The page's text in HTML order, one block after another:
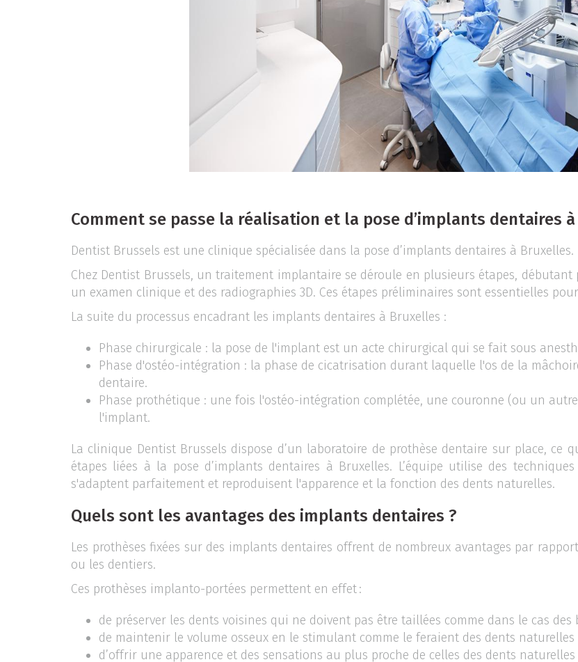
Comment se passe la réalisation et la pose d’implants dentaires
Dentist Brussels est une clinique spécialisée dans la pose d’implants dentaires à Bruxelles.
Chez Dentist Brussels, un traitement implantaire se déroule en plusieurs étapes,
un examen clinique et des radiographies 3D. Ces étapes préliminaires sont essentielles
La suite du processus encadrant les implants dentaires à Bruxelles :
Phase chirurgicale : la pose de l'implant est un acte chirurgical qui se fait sous
Phase d'ostéo-intégration : la phase de cicatrisation durant laquelle l'os de la
dentaire.
Phase prothétique : une fois l'ostéo-intégration complétée, une couronne (ou un
l'implant.
La clinique Dentist Brussels dispose d’un laboratoire de prothèse dentaire sur place,
étapes liées à la pose d’implants dentaires à Bruxelles. L’équipe utilise des
s'adaptent parfaitement et reproduisent l'apparence et la fonction des dents naturelles.
Quels sont les avantages des implants dentaires ?
Les prothèses fixées sur des implants dentaires offrent de nombreux avantages par
ou les dentiers.
Ces prothèses implanto-portées permettent en effet :
de préserver les dents voisines qui ne doivent pas être taillées comme dans le cas des
de maintenir le volume osseux en le stimulant comme le feraient des dents naturelles
d’offrir une apparence et des sensations au plus proche de celles des dents naturelles